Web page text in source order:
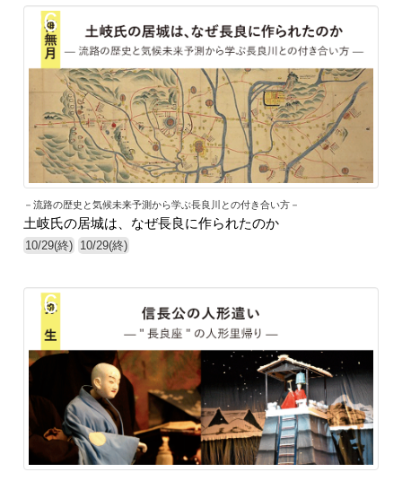
36
－流路の歴史と気候未来予測から学ぶ長良川との付き合い方－
土岐氏の居城は、なぜ長良に作られたのか
10/29(終) 10/29(終)
36